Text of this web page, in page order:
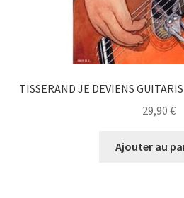
TISSERAND JE DEVIENS
29,90 €
Ajouter au